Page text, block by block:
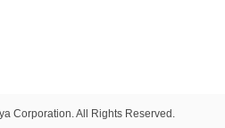
Corporation. All Rights Reserved.